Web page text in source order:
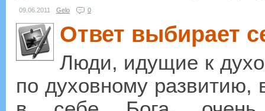
09.06.2011 Gelo 0
Ответ выбирает
Люди, идущие к
по духовному развитию,